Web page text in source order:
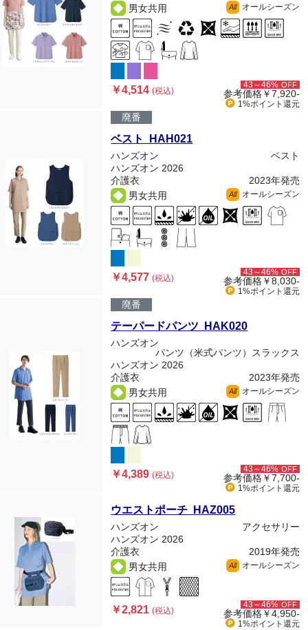
男女共用
All オールシーズン
￥4,514(税込)
43～46% OFF
参考価格￥7,920-
1%ポイント 還元
廃番
ベスト HAH021
ハンズオン
ベスト
ハンズオン 2026
介護衣
2023年発売
男女共用
All オールシーズン
￥4,577(税込)
43～46% OFF
参考価格￥8,030-
1%ポイント 還元
廃番
テーパードパンツ HAK020
ハンズオン
パンツ（米式パンツ）スラックス
ハンズオン 2026
介護衣
2023年発売
男女共用
All オールシーズン
￥4,389(税込)
43～46% OFF
参考価格￥7,700-
1%ポイント 還元
ウエストポーチ HAZ005
ハンズオン
アクセサリー
ハンズオン 2026
介護衣
2019年発売
男女共用
All オールシーズン
￥2,821(税込)
43～46% OFF
参考価格￥4,950-
1%ポイント 還元